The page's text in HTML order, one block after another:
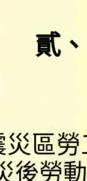
貳
災區
後勞